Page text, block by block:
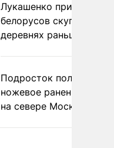
Лукашенко призвал
белорусов скупать
деревнях раньше
Подросток получил
ножевое ранение в
на севере Москвы